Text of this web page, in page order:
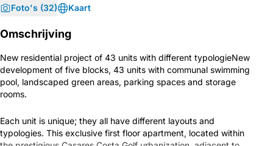
Foto's (32) Kaart
Omschrijving
New residential project of 43 units with different typologieNew
development of five blocks, 43 units with communal swimming
pool, landscaped green areas, parking spaces and storage
rooms.
Each unit is unique; they all have different layouts and
typologies. This exclusive first floor apartment, located within